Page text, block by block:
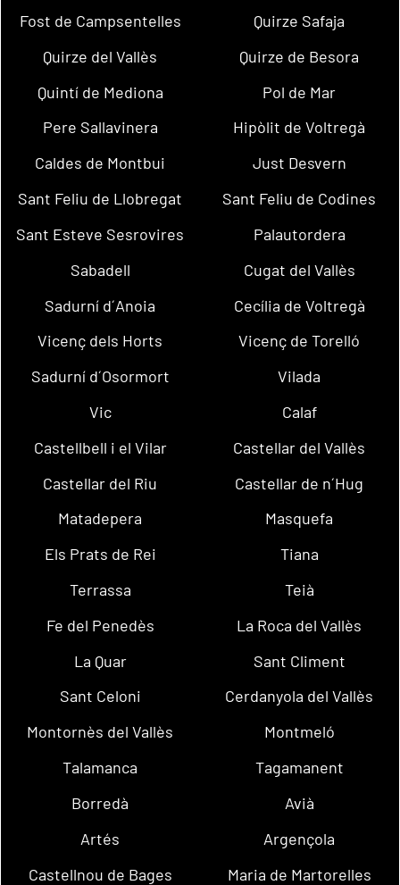
Fost de Campsentelles
Quirze Safaja
Quirze del Vallès
Quirze de Besora
Quintí de Mediona
Pol de Mar
Pere Sallavinera
Hipòlit de Voltregà
Caldes de Montbui
Just Desvern
Sant Feliu de Llobregat
Sant Feliu de Codines
Sant Esteve Sesrovires
Palautordera
Sabadell
Cugat del Vallès
Sadurní d´Anoia
Cecília de Voltregà
Vicenç dels Horts
Vicenç de Torelló
Sadurní d´Osormort
Vilada
Vic
Calaf
Castellbell i el Vilar
Castellar del Vallès
Castellar del Riu
Castellar de n´Hug
Matadepera
Masquefa
Els Prats de Rei
Tiana
Terrassa
Teià
Fe del Penedès
La Roca del Vallès
La Quar
Sant Climent
Sant Celoni
Cerdanyola del Vallès
Montornès del Vallès
Montmeló
Talamanca
Tagamanent
Borredà
Avià
Artés
Argençola
Castellnou de Bages
Maria de Martorelles